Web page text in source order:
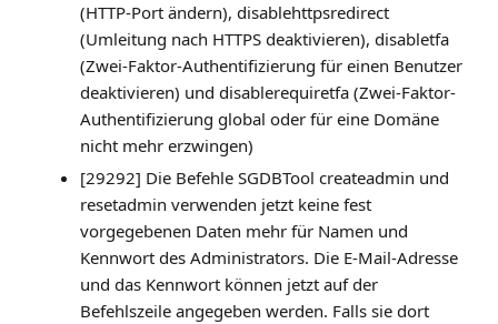
(HTTP-Port ändern), disablehttpsredirect
(Umleitung nach HTTPS deaktivieren), disabletfa
(Zwei-Faktor-Authentifizierung für einen Benutzer
deaktivieren) und disablerequiretfa (Zwei-Faktor-
Authentifizierung global oder für eine Domäne
nicht mehr erzwingen)
[29292] Die Befehle SGDBTool createadmin und
resetadmin verwenden jetzt keine fest
vorgegebenen Daten mehr für Namen und
Kennwort des Administrators. Die E-Mail-Adresse
und das Kennwort können jetzt auf der
Befehlszeile angegeben werden. Falls sie dort